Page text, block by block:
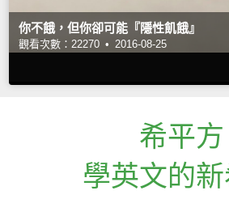
你不餓，但你卻可能『隱性飢餓』
觀看次數：22270 • 2016-08-25
希平方
學英文的